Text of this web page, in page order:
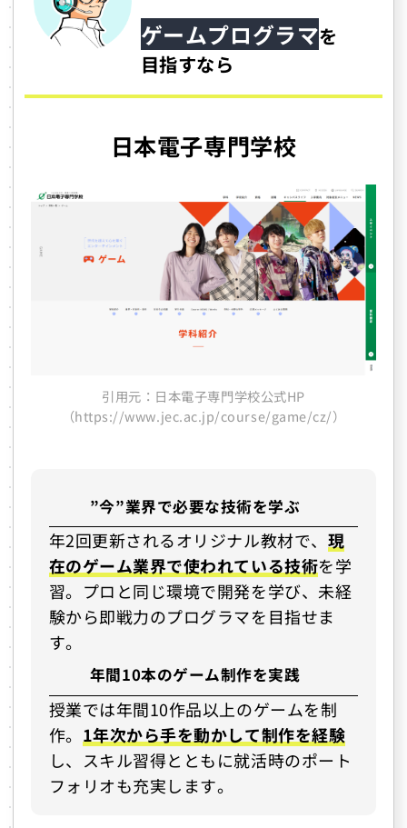
ゲームプログラマを
目指すなら
日本電子専門学校
引用元：日本電子専門学校公式HP
（https://www.jec.ac.jp/course/game/cz/）
”今”業界で必要な技術を学ぶ
年2回更新されるオリジナル教材で、 現
在のゲーム業界で使われている技術を学
習。プロと同じ環境で開発を学び、未経
験から即戦力のプログラマを目指せま
す。
年間10本のゲーム制作を実践
授業では年間10作品以上のゲームを制
作。 1年次から手を動かして制作を経験
し、スキル習得とともに就活時のポート
フォリオも充実します。